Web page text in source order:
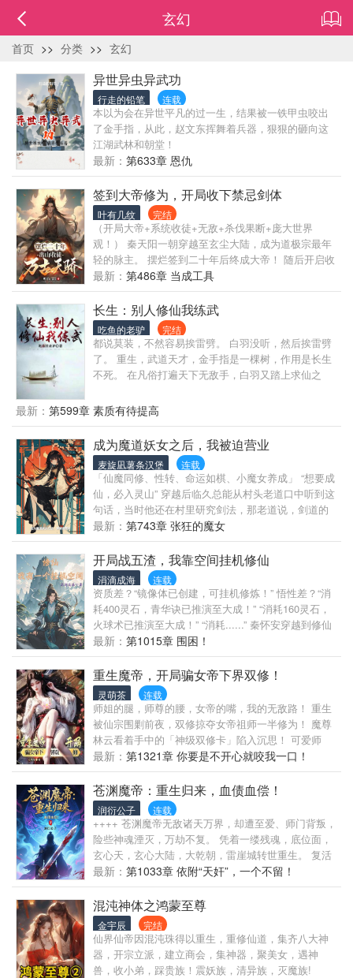
玄幻
首页 >> 分类 >> 玄幻
异世异虫异武功
行走的铅笔 连载
本以为会在异世平凡的过一生，结果被一铁甲虫咬出
了金手指，从此，赵文东挥舞着兵器，狠狠的砸向这
江湖武林和朝堂！
最新： 第633章 恩仇
签到大帝修为，开局收下禁忌剑体
叶有几纹 完结
（开局大帝+系统收徒+无敌+杀伐果断+庞大世界
观！） 秦天阳一朝穿越至玄尘大陆，成为道极宗最年
轻的脉主。 摆烂签到二十年后终成大帝！ 随后开启收
徒系统，万古天骄皆入座下！ 大弟子：禁忌剑体，天
道忌惮，一剑斩纪元！ 二弟子：九阳神瞳，至阳至
刚，目光所过之处，万物皆烬！ 三弟子：黄金帝龙血
脉，太古遗种，万兽之皇！ 四弟子：玄阴仙体，至阴
至柔，极尽九阴之玄！ 五弟子：不灭圣体，气血滔
天，无敌肉身镇万古！ ...... 无数年后，人们惊讶地发
现：这些万古天骄妖孽都出自于同一师承。 秦天阳之
名，响彻诸天万界！
最新： 第486章 当成工具
长生：别人修仙我练武
吃鱼的老驴 完结
都说莫装，不然容易挨雷劈。 白羽没听，然后挨雷劈
了。 重生，武道天才，金手指是一棵树，作用是长生
不死。 在凡俗打遍天下无敌手，白羽又踏上求仙之
有老祖，他修不了仙。 绷不住了，他最终决定离开。
虽有长生，但无护道手段，为避免某天被修士余波震
死，白羽只能走武道，但武道之路在这个世界最强只
有先天境。 他相信时间终会磨平一切，于是决定自创
武道。 白羽：“我白长生，单开一条大道！” 完整仙
道：练气，筑基，金丹，元婴，化神…… 武道进度：
先天境，炼神境，天人境……
最新： 第599章 素质有待提高
成为魔道妖女之后，我被迫营业
麦旋凪薯条汉堡 连载
「仙魔同修、性转、命运如棋、小魔女养成」 “想要成
仙，必入灵山” 穿越后临久总能从村头老道口中听到这
句话，当时他还在村里研究剑法，那老道说，剑道的
最高境界不在于招式的精妙，而在于心与剑合，神意
相通… 临久一直以为这是剑法的关键，后来才知道，
剑法的关键居然不在于剑法，而在于你能不能感悟灵
气！没有灵气，你什么都不是。 那年他才不过十岁，
每天都在盼望着，等待上灵山的机会…
最新： 第743章 张狂的魔女
开局战五渣，我靠空间挂机修仙
涓滴成海 连载
资质差？“镜像体已创建，可挂机修炼！” 悟性差？“消
耗400灵石，青华诀已推演至大成！” “消耗160灵石，
火球术已推演至大成！” “消耗......” 秦怀安穿越到修仙
世界，幸得名为七号种子的空间，看他如何让种子成
长为参天大树！
最新： 第1015章 围困！
重生魔帝，开局骗女帝下界双修！
灵萌茶 连载
师姐的腿，师尊的腰，女帝的嘴，我的无敌路！ 重生
被仙宗围剿前夜，双修掠夺女帝祖师一半修为！ 魔尊
林云看着手中的「神级双修卡」陷入沉思！ 可爱师
妹：“掌教师兄～你看人家可以嘛？” 冰霜师姐：“事已
至此，我愿直面本心，你可敢要我” 冷艳师尊：“大劫
已至，世俗繁文缛节又有何用？” 奈何她们都修为不
够，于事无补…… 众多圣女魔女，虽然不会抗拒....但
也无用！ 唯有万年前飞升的女帝祖师方能救我！ 但代
价是得和她双修，甚至吞她半数修为！ 女帝祖师会愿
意么？ 又该怎么哄骗她下界呢？ 我假意求援：“宗门
危矣，祖师救命，我有妙计！” 当绝美女帝不惜代价破
碎虚空下界而来时…… 姬曦瑶：“双修？大胆凡人蝼
蚁，我看你是找死！” 而我藏在袖中的弑神匕首却在微
微发烫…… 对不起了女帝祖师，桀桀桀... 为了宗门万
载根基不灭，你今天必须从了我！ ☆本书又名：
最新： 第1321章 你要是不开心就咬我一口！
苍渊魔帝：重生归来，血债血偿！
润衍公子 连载
++++ 苍渊魔帝无敌诸天万界，却遭至爱、师门背叛，
险些神魂湮灭，万劫不复。 凭着一缕残魂，底位面，
玄心天，玄心大陆，大乾朝，雷崖城转世重生。 复活
重生，踏血归来！ 誓要，飞升上界，血债血偿······！
最新： 第1033章 依附“天奸”，一个不留！
混沌神体之鸿蒙至尊
金宇辰 完结
仙界仙帝因混沌珠得以重生，重修仙道，集齐八大神
器，开宗立派，建立商会，集神器，聚美女，遇神
兽，收小弟，踩贵族！震妖族，清异族，灭魔族!